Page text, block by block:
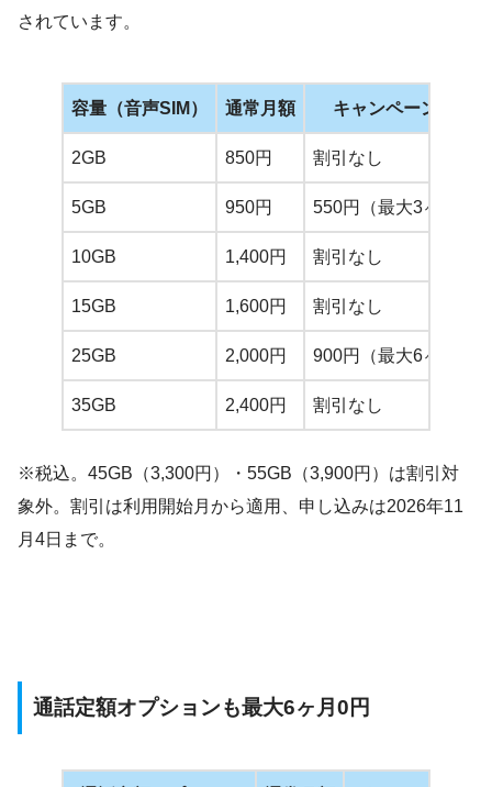
されています。
容量（音声SIM） 通常月額 キャンペーン中
2GB 850円 割引なし
5GB 950円 550円（最大3ヶ月）
10GB 1,400円 割引なし
15GB 1,600円 割引なし
25GB 2,000円 900円（最大6ヶ月）
35GB 2,400円 割引なし
※税込。45GB（3,300円）・55GB（3,900円）は割引対
象外。割引は利用開始月から適用、申し込みは2026年11
月4日まで。
通話定額オプションも最大6ヶ月0円